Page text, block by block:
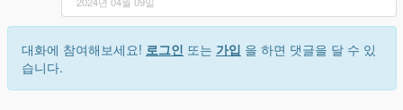
대화에 참여해보세요! 로그인 또는 가입 을 하면 댓글을 달 수 있
습니다.